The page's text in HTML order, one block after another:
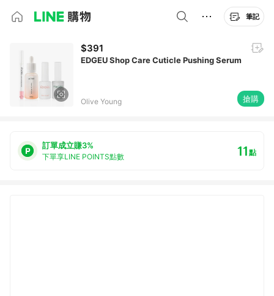
筆記
$391
EDGEU Shop Care Cuticle Pushing Serum
Olive Young 搶購
訂單成立賺3%
下單享LINE POINTS點數 11點